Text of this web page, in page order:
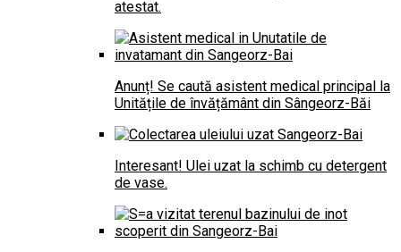
atestat.
Anunț! Se caută asistent medical principal la
Unitățile de învățământ din Sângeorz-Băi
Interesant! Ulei uzat la schimb cu detergent
de vase.